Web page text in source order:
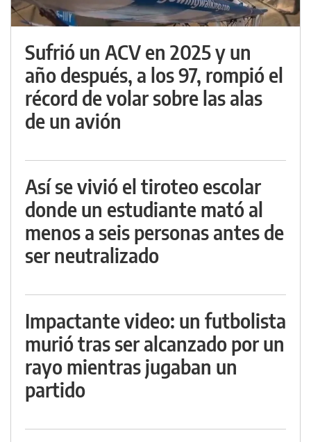
Sufrió un ACV en 2025 y un
año después, a los 97, rompió el
récord de volar sobre las alas
de un avión
Así se vivió el tiroteo escolar
donde un estudiante mató al
menos a seis personas antes de
ser neutralizado
Impactante video: un futbolista
murió tras ser alcanzado por un
rayo mientras jugaban un
partido